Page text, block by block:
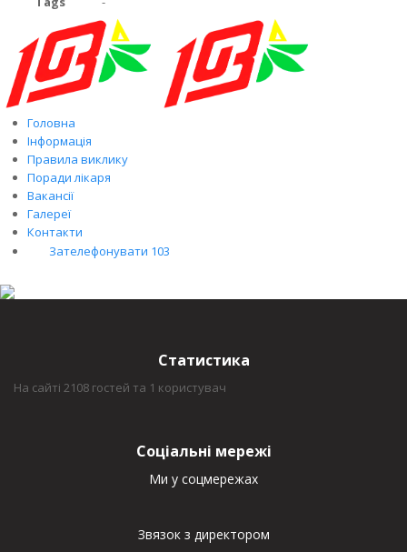
Головна
Інформація
Правила виклику
Поради лікаря
Вакансії
Галереї
Контакти
Зателефонувати 103
Статистика
На сайті 2108 гостей та 1 користувач
Соціальні мережі
Ми у соцмережах
Звязок з директором